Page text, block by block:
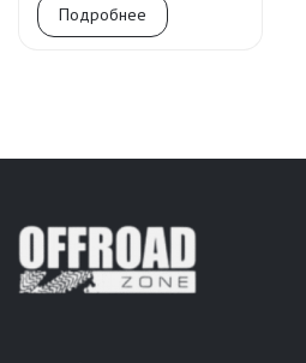
Подробнее